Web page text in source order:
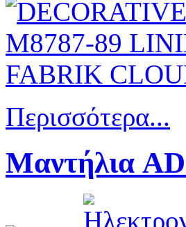
Περισσότερα...
Μαντήλια